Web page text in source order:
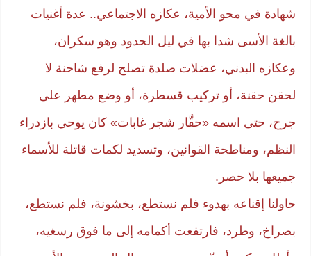
شهادة في محو الأمية، عكازه الاجتماعي.. عدة أغنيات
بالغة الأسى شدا بها في ليل الحدود وهو سكران،
وعكازه البدني، عضلات صلدة تصلح لرفع شاحنة لا
لحقن حقنة، أو تركيب قسطرة، أو وضع مطهر على
جرح، حتى اسمه «حقَّار شجر غابات» كان يوحي بازدراء
النظم، ومناطحة القوانين، وتسديد لكمات قاتلة للأسماء
جميعها بلا حصر.
حاولنا إقناعه بهدوء فلم نستطع، بخشونة، فلم نستطع،
بصراخ، وطرد، فارتفعت أكمامه إلى ما فوق رسغيه،